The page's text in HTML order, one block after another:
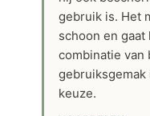
gebruik is. Het
schoon en gaat
combinatie van
gebruiksgemak
keuze.